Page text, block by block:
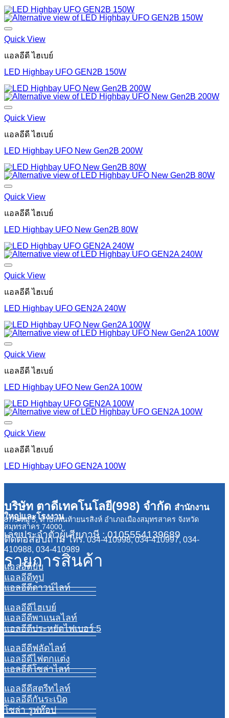
Quick View
แอลอีดี ไฮเบย์
LED Highbay UFO GEN2B 150W
Quick View
แอลอีดี ไฮเบย์
LED Highbay UFO New Gen2B 200W
Quick View
แอลอีดี ไฮเบย์
LED Highbay UFO New Gen2B 80W
Quick View
แอลอีดี ไฮเบย์
LED Highbay UFO GEN2A 240W
Quick View
แอลอีดี ไฮเบย์
LED Highbay UFO New Gen2A 100W
Quick View
แอลอีดี ไฮเบย์
LED Highbay UFO GEN2A 100W
บริษัท ตาดีเทคโนโลยี(998) จำกัด สำนักงาน
ใหญ่และโรงงาน
87/9 หมู่ 5, ตำบลพันท้ายนรสิงห์ อำเภอเมืองสมุทรสาคร จังหวัด
สมุทรสาคร 74000
เลขประจำตัวผู้เสียภาษี : 0105554139689
ติดต่อสอบถามโทร. 034-410998, 034-410997, 034-
410988, 034-410989
รายการสินค้า
แอลอีดีบับ
แอลอีดีทูป
แอลอีดีดาวน์ไลท์
แอลอีดีไฮเบย์
แอลอีดีพาแนลไลท์
แอลอีดีประหยัดไฟเบอร์ 5
แอลอีดีฟลัดไลท์
แอลอีดีไฟตกแต่ง
แอลอีดีโซล่าไลท์
แอลอีดีสตรีทไลท์
แอลอีดีกันระเบิด
โซล่า รูฟท๊อป